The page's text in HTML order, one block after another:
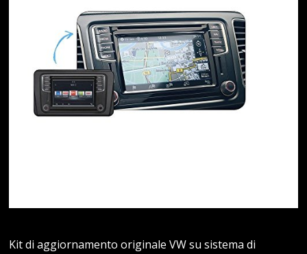
Kit di aggiornamento originale VW su sistema di